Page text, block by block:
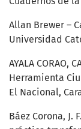
Allan Brewer –
Universidad
AYALA CORAO,
Herramienta
El Nacional,
Báez Corona, J.